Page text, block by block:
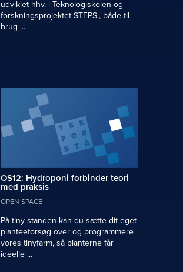
udviklet hhv. i Teknologiskolen og
forskningsprojektet STEPS., både til
brug ...
OS12: Hydroponi forbinder teori
med praksis
OPEN SPACE
På tiny-standen kan du sætte dit eget
planteeforsøg over og programmere
vores tinyfarm, så planterne får
ideelle ...